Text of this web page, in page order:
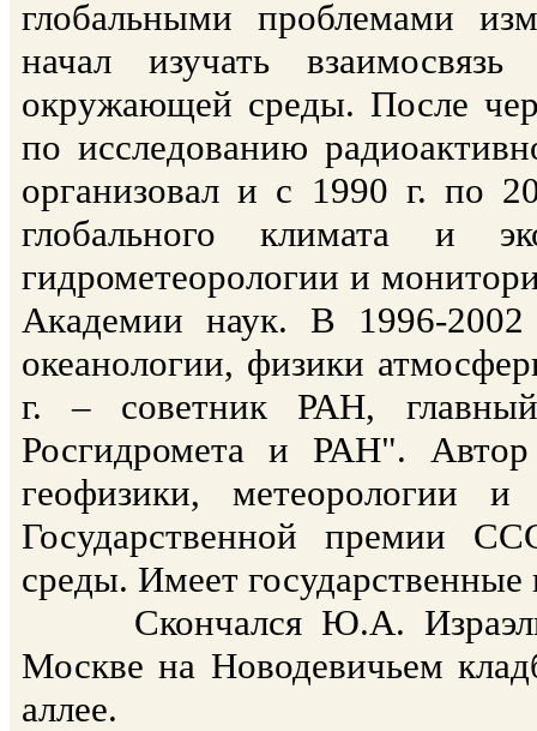
глобальными проблемами
начал изучать
окружающей среды. После
по исследованию
организовал и с 1990 г. по
глобального климата и
гидрометеорологии и
Академии наук. В 1996-2002
океанологии, физики
г. – советник РАН,
Росгидромета и РАН".
геофизики, метеорологии
Государственной премии
среды. Имеет государственные
Скончался Ю.А. Израэль
Москве на Новодевичьем
аллее.